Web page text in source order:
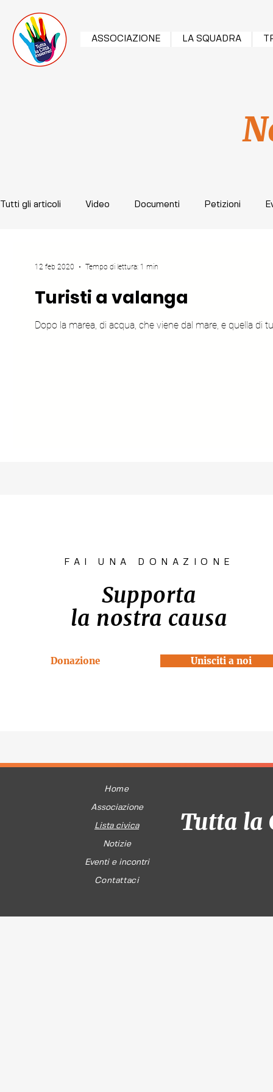
ASSOCIAZIONE LA SQUADRA
Tutti gli articoli Video Documenti Petizioni
Turisti a valanga
Dopo la marea, di acqua, che viene dal mare, e quella di
12 feb 2020 Tempo di lettura: 1 min
FAI UNA DONAZIONE
Supporta
la nostra causa
Donazione Unisciti a noi
Home
Associazione
Lista civica
Notizie
Eventi e incontri
Contattaci
Tutta la